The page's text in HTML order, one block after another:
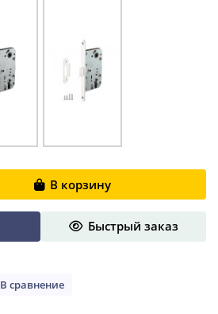
В корзину
Быстрый заказ
В сравнение